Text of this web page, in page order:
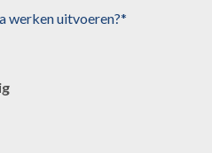
werken uitvoeren?*